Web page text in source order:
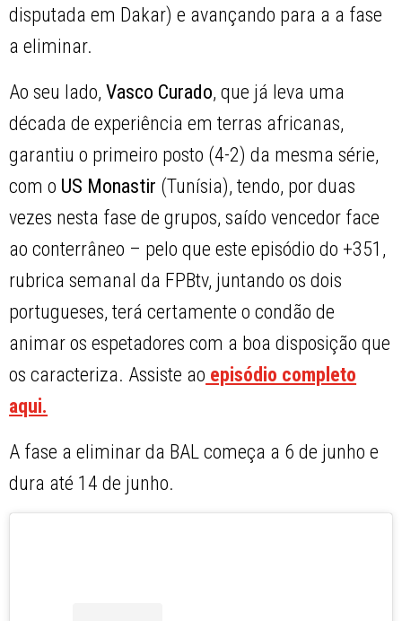
disputada em Dakar) e avançando para a a fase
a eliminar.
Ao seu lado,Vasco Curado, que já leva uma
década de experiência em terras africanas,
garantiu o primeiro posto (4-2) da mesma série,
com o US Monastir (Tunísia), tendo, por duas
vezes nesta fase de grupos, saído vencedor face
ao conterrâneo – pelo que este episódio do +351,
rubrica semanal da FPBtv, juntando os dois
portugueses, terá certamente o condão de
animar os espetadores com a boa disposição que
os caracteriza. Assiste ao episódio completo
aqui.
A fase a eliminar da BAL começa a 6 de junho e
dura até 14 de junho.